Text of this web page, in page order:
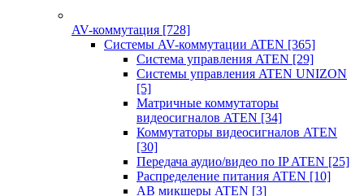
AV-коммутация [728]
Системы AV-коммутации ATEN [365]
Система управления ATEN [29]
Системы управления ATEN UNIZON
[5]
Матричные коммутаторы
видеосигналов ATEN [34]
Коммутаторы видеосигналов ATEN
[30]
Передача аудио/видео по IP ATEN [25]
Распределение питания ATEN [10]
АВ микшеры ATEN [3]